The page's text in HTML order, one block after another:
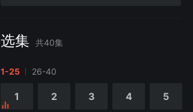
选集 共40集
1-25 26-40
1 2 3 4 5